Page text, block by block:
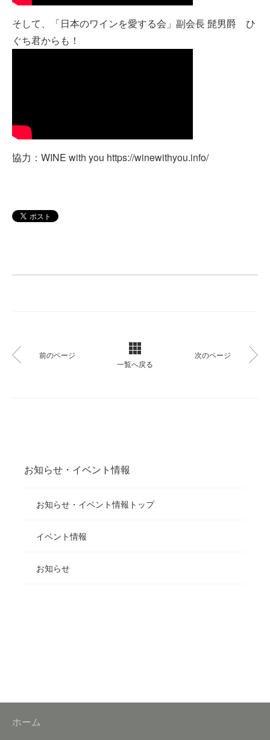
お知らせ・イベント情報
お知らせ・イベント情報トップ
イベント情報
お知らせ
そして、「日本のワインを愛する会」副会長 髭男爵 ひ
ぐち君からも！
協力：WINE with you https://winewithyou.info/
前のページ
一覧へ戻る
次のページ
ホーム